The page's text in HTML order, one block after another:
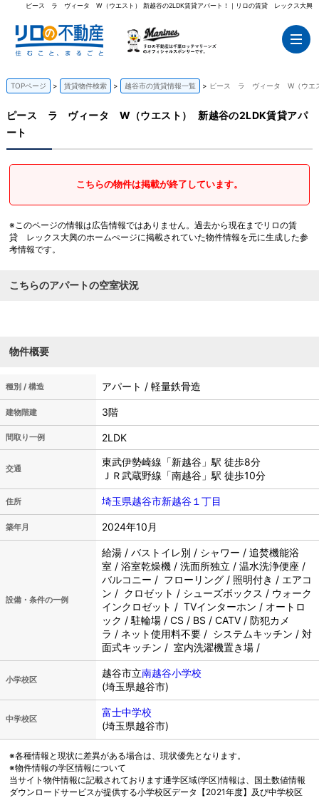
ピース ラ ヴィータ W（ウエスト） 新越谷の2LDK賃貸アパート！｜リロの賃貸 レックス大興
TOPページ 賃貸物件検索 越谷市の賃貸情報一覧 ピース ラ ヴィータ W（ウエ
ピース ラ ヴィータ W（ウエスト）
新越谷の2LDK賃貸アパ
ート
こちらの物件は掲載が終了しています。
※このページの情報は広告情報ではありません。過去から現在までリロの賃
貸 レックス大興のホームぺージに掲載されていた物件情報を元に生成した参
考情報です。
こちらのアパートの空室状況
物件概要
種別 / 構造 アパート / 軽量鉄骨造
建物階建 3階
間取り一例 2LDK
交通
東武伊勢崎線「新越谷」駅 徒歩8分
ＪＲ武蔵野線「南越谷」駅 徒歩10分
住所 埼玉県越谷市新越谷１丁目
築年月 2024年10月
設備・条件の一例
給湯 / バストイレ別 / シャワー / 追焚機能浴
室 / 浴室乾燥機 / 洗面所独立 / 温水洗浄便座 /
バルコニー / フローリング / 照明付き / エアコ
ン / クロゼット / シューズボックス / ウォーク
インクロゼット / TVインターホン / オートロ
ック / 駐輪場 / CS / BS / CATV / 防犯カメ
ラ / ネット使用料不要 / システムキッチン / 対
面式キッチン / 室内洗濯機置き場 /
小学校区
越谷市立南越谷小学校
(埼玉県越谷市)
中学校区
富士中学校
(埼玉県越谷市)
※各種情報と現状に差異がある場合は、現状優先となります。
※物件情報の学区情報について
当サイト物件情報に記載されております通学区域(学区)情報は、国土数値情報
ダウンロードサービスが提供する小学校区データ【2021年度】及び中学校区